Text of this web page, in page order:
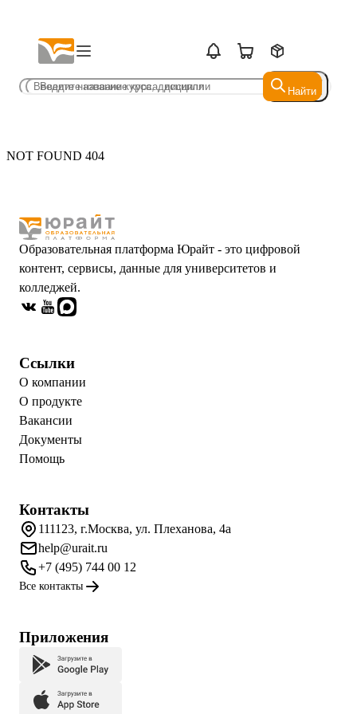
Найти
Найти
NOT FOUND 404
Образовательная платформа Юрайт - это цифровой
контент, сервисы, данные для университетов и
колледжей.
Ссылки
О компании
О продукте
Вакансии
Документы
Помощь
Контакты
111123, г.Москва, ул. Плеханова, 4а
help@urait.ru
+7 (495) 744 00 12
Все контакты
Приложения